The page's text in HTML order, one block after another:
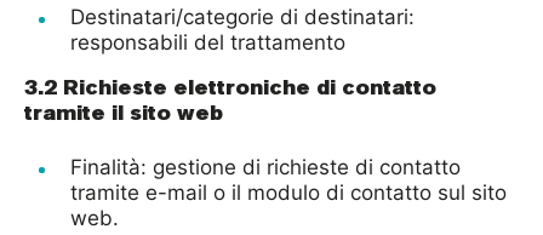
Destinatari/categorie di destinatari:
responsabili del trattamento
3.2 Richieste elettroniche di contatto
tramite il sito web
Finalità: gestione di richieste di contatto
tramite e-mail o il modulo di contatto sul sito
web.